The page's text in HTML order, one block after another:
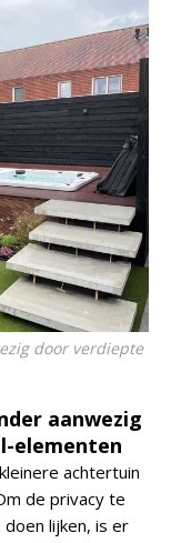
door verdiepte
aanwezig
elementen
achtertuin
de privacy te
lijken, is er